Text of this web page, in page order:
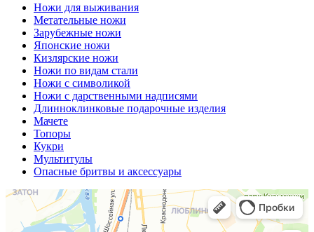
Ножи для выживания
Метательные ножи
Зарубежные ножи
Японские ножи
Кизлярские ножи
Ножи по видам стали
Ножи с символикой
Ножи с дарственными надписями
Длинноклинковые подарочные изделия
Мачете
Топоры
Кукри
Мультитулы
Опасные бритвы и аксессуары